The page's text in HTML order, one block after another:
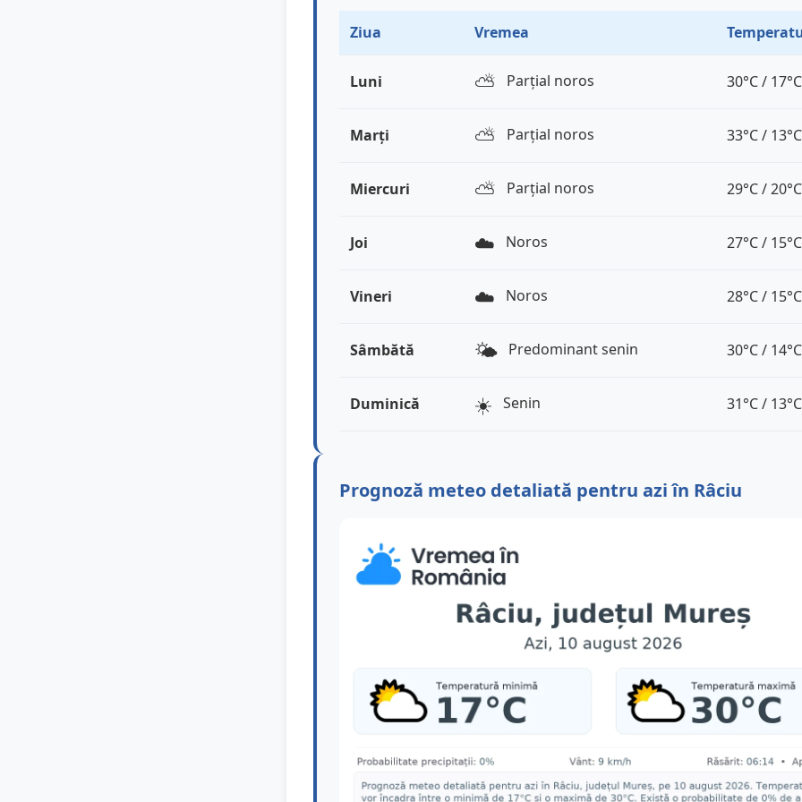
Ziua Vremea
Luni ⛅️ Parțial noros 30°C / 17°C
Marți ⛅️ Parțial noros 33°C / 13°C
Miercuri ⛅️ Parțial noros 29°C / 20°C
Joi ☁️ Noros 27°C / 15°C
Vineri ☁️ Noros 28°C / 15°C
Sâmbătă 🌤️ Predominant senin 30°C / 14°C
Duminică ☀️ Senin 31°C / 13°C
Prognoză meteo detaliată pentru azi în Râciu